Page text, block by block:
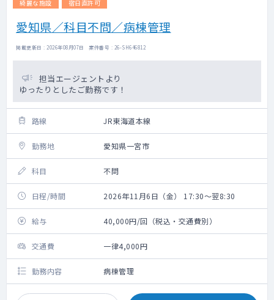
綺麗な施設
宿日直許可
愛知県／科目不問／病棟管理
掲載更新日 : 2026年08月07日 案件番号 : 26-SH646812
担当エージェントより
ゆったりとしたご勤務です！
路線 JR東海道本線
勤務地 愛知県一宮市
科目 不問
日程/時間 2026年11月6日（金） 17:30～翌8:30
給与 40,000円/回（税込・交通費別）
交通費 一律4,000円
勤務内容 病棟管理